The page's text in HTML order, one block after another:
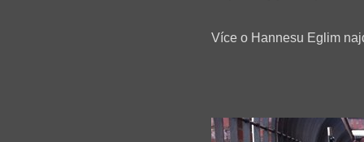
Více o Hannesu Eglim